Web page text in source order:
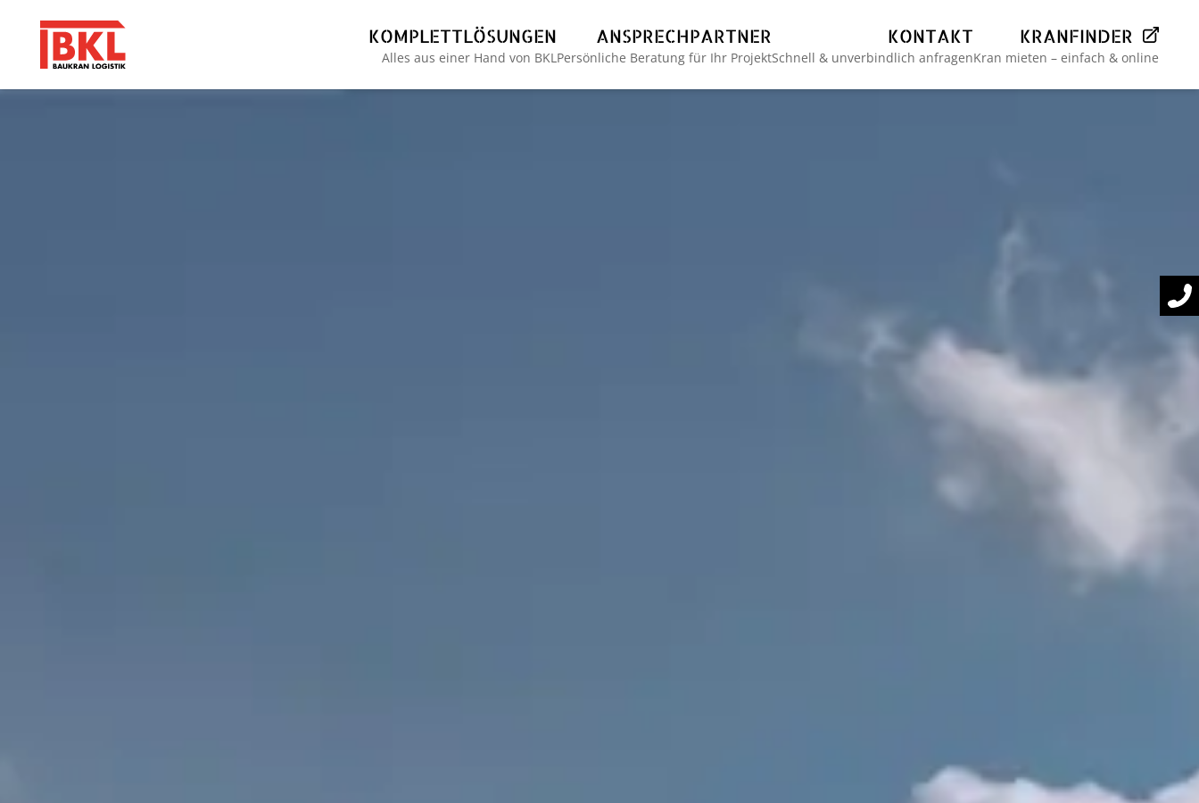
KOMPLETTLÖSUNGEN
Alles aus einer Hand von BKL
ANSPRECHPARTNER
Persönliche Beratung für Ihr Projekt
KONTAKT
Schnell & unverbindlich anfragen
KRANFINDER
Kran mieten – einfach & online